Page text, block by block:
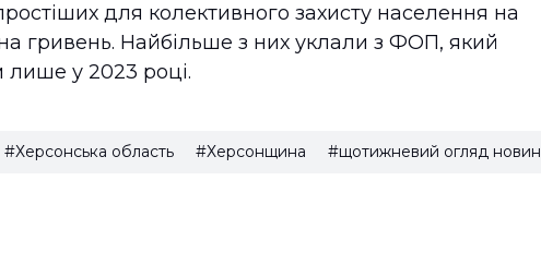
для колективного захисту населення на
гривень. Найбільше з них уклали з ФОП, який
лише у 2023 році.
#Херсонська область #Херсонщина #щотижневий огляд новин